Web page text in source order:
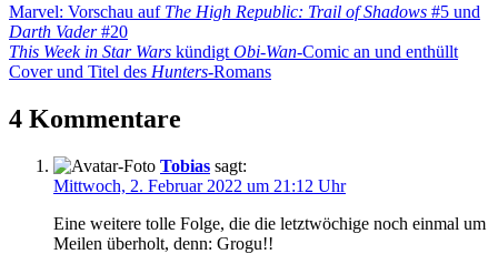
Beitragsnavigation
Vorheriger
Beitrag:
Marvel: Vorschau auf The High Republic: Trail of Shadows #5 und
Darth Vader#20
Nächster
Beitrag:
This Week in Star Wars kündigt Obi-Wan-Comic an und enthüllt
Cover und Titel des Hunters-Romans
4 Kommentare
Tobias sagt:
Mittwoch, 2. Februar 2022 um 21:12 Uhr
Eine weitere tolle Folge, die die letztwöchige noch einmal um
Meilen überholt, denn: Grogu!!